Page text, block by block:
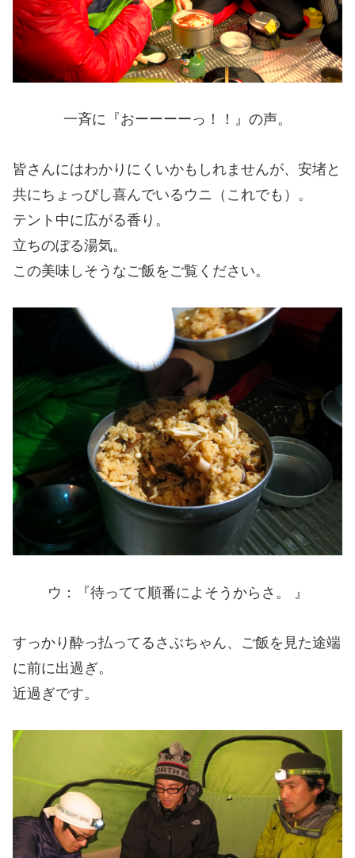
一斉に『おーーーーっ！！』の声。
皆さんにはわかりにくいかもしれませんが、安堵と
共にちょっぴし喜んでいるウニ（これでも）。
テント中に広がる香り。
立ちのぼる湯気。
この美味しそうなご飯をご覧ください。
ウ：『待ってて順番によそうからさ。 』
すっかり酔っ払ってるさぶちゃん、ご飯を見た途端
に前に出過ぎ。
近過ぎです。